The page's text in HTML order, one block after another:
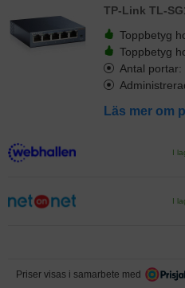
TP-Link TL-
Toppbetyg
Toppbetyg
Antal portar:
Läs mer om
I
I
Priser visas i samarbete med